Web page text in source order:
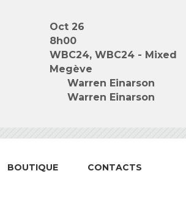
Oct 26
8h00
WBC24, WBC24 - Mixed
Megève
Warren Einarson
Warren Einarson
BOUTIQUE CONTACTS